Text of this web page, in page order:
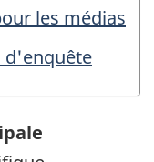
les médias